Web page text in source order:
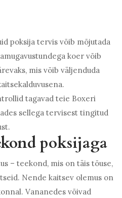
poksija tervis võib mõjutada
koer võib
mis võib väljenduda
tagavad teie Boxeri
sellega tervisest tingitud
poksijaga
– teekond, mis on täis tõuse,
Nende kaitsev olemus on
Vananedes võivad